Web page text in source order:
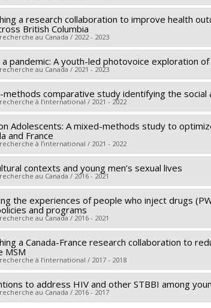
PVXXXXXX-(PJT) Subvention Projet
: Rodney Knight
IRSC/Instituts de recherche en santé du
PVXXXXXX-Subventions pour réunion,
a research collaboration to improve health
British Columbia
au Canada / 2022 - 2023
IRSC/Instituts de recherche en santé du
PVXXXXXX-Subventions pour réunion,
a pandemic: A youth-led photovoice exploration
au Canada / 2021 - 2023
: Rodney Knight
IRSC/Instituts de recherche en santé du
PVXXXXXX-Subvention de
methods comparative study identifying the
à l’international / 2021 - 2022
: Rodney Knight
ANR/Agence nationale de la recherche
on Adolescents: A mixed-methods study to
and France
à l’international / 2021 - 2022
IRSC/Instituts de recherche en santé du
PVXXXXXX-Subvention de
contexts and young men’s sexual lives
au Canada / 2016 - 2021
: Rodney Knight
IRSC/Instituts de recherche en santé du
PVXXXXXX-(PJT) Subvention Projet
the experiences of people who inject drugs
and programs
au Canada / 2016 - 2021
: Rodney Knight
IRSC/Instituts de recherche en santé du
PVXXXXXX-(PJT) Subvention Projet
a Canada-France research collaboration to
MSM
à l’international / 2017 - 2018
: Rodney Knight
IRSC/Instituts de recherche en santé du
to address HIV and other STBBI among
au Canada / 2016 - 2017